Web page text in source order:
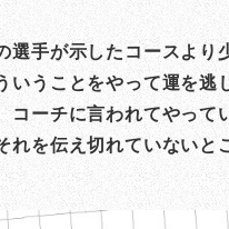
選手が示したコースよ
いうことをやって運を
コーチに言われてやっ
れを伝え切れていないと